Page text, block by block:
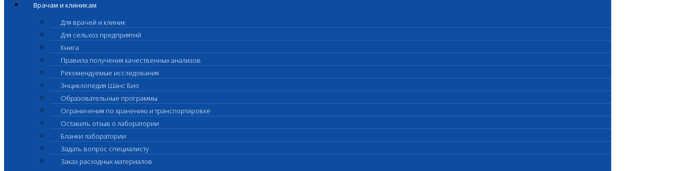
Врачам и клиникам
Для врачей и клиник
Для сельхоз предприятий
Книга
Правила получения качественных анализов
Рекомендуемые исследования
Энциклопедия Шанс Био
Образовательные программы
Ограничения по хранению и транспортировке
Оставить отзыв о лаборатории
Бланки лаборатории
Задать вопрос специалисту
Заказ расходных материалов